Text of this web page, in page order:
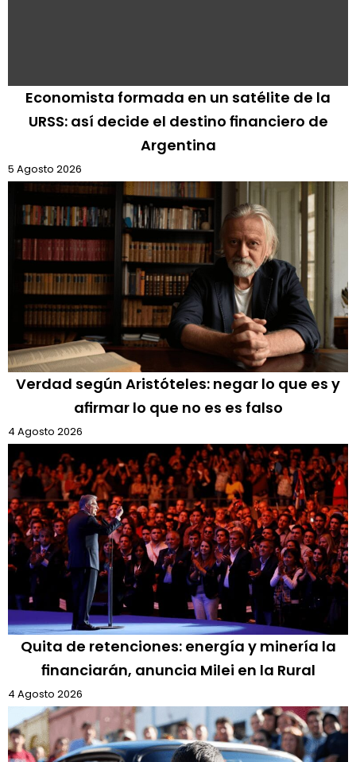
Economista formada en un satélite de la
URSS: así decide el destino financiero de
Argentina
5 Agosto 2026
Verdad según Aristóteles: negar lo que es y
afirmar lo que no es es falso
4 Agosto 2026
Quita de retenciones: energía y minería la
financiarán, anuncia Milei en la Rural
4 Agosto 2026